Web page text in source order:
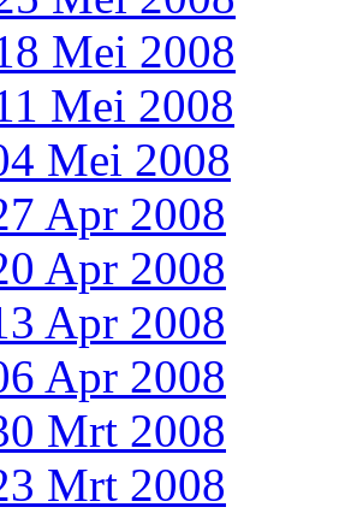
Mei 2008
Mei 2008
Mei 2008
Apr 2008
Apr 2008
Apr 2008
Apr 2008
Mrt 2008
Mrt 2008